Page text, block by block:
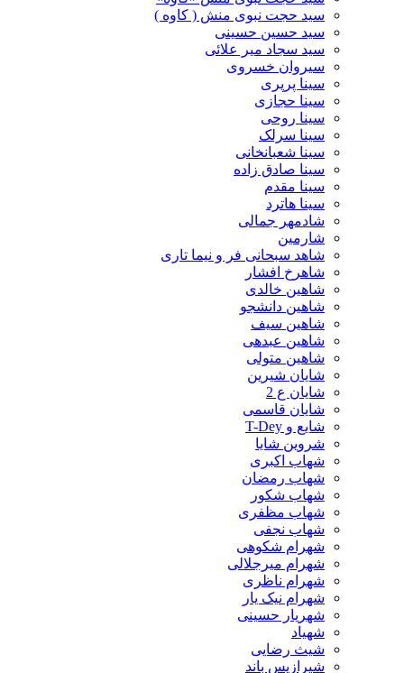
سید حجت نبوی منش ( کاوه )
سید حسین حسینى
سید سجاد میر علائی
سیروان خسروی
سینا پرپری
سینا حجازی
سینا روحی
سینا سرلک
سینا شعبانخانی
سینا صادق زاده
سینا مقدم
سینا هاترد
شادمهر جمالی
شارمین
شاهد سبحانی فر و نیما تاری
شاهرخ افشار
شاهین خالدی
شاهین دانشجو
شاهین سیف
شاهین عبدهی
شاهین متولی
شایان شیرین
شایان ع 2
شایان قاسمی
شایع و T-Dey
شروین شایا
شهاب اکبری
شهاب رمضان
شهاب شکور
شهاب مظفری
شهاب نجفی
شهرام شکوهی
شهرام میرجلالی
شهرام ناظری
شهرام نیک یار
شهریار حسینی
شهیاد
شیث رضایی
شیرازیس باند